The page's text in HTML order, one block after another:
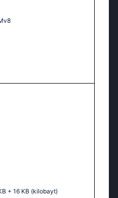
+ 16 KB (kilobayt)